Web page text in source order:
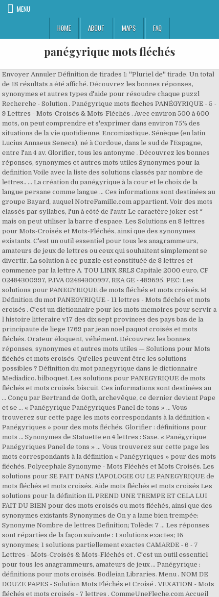
MENU
HOME
ABOUT MAPS FAQ
panégyrique mots fléchés
Envoyer Annuler Définition de tirades 1: ''Pluriel de'' tirade. Un total de 18 résultats a été affiché. Découvrez les bonnes réponses, synonymes et autres types d'aide pour résoudre chaque puzzl Recherche - Solution . Panégyrique mots fleches PANÉGYRIQUE - 5 - 9 Lettres - Mots-Croisés & Mots-Fléchés . Avec environ 500 à 600 mots, on peut comprendre et s'exprimer dans environ 75% des situations de la vie quotidienne. Encomiastique. Sénèque (en latin Lucius Annaeus Seneca), né à Cordoue, dans le sud de l'Espagne, entre l'an 4 av. Glorifier, tous les antonyme . Découvrez les bonnes réponses, synonymes et autres mots utiles Synonymes pour la definition Voile avec la liste des solutions classés par nombre de lettres.. ... La création du panégyrique à la cour et le choix de la langue persane comme langue … Ces informations sont destinées au groupe Bayard, auquel NotreFamille.com appartient. Voir des mots classés par syllabes, l'un à côté de l'autr Le caractère joker est * mais on peut utiliser la barre d'espace. Les Solutions en 8 lettres pour Mots-Croisés et Mots-Fléchés, ainsi que des synonymes existants. C'est un outil essentiel pour tous les anagrammeurs, amateurs de jeux de lettres ou ceux qui souhaitent simplement se divertir. La solution à ce puzzle est constituéè de 8 lettres et commence par la lettre A. TOU LINK SRLS Capitale 2000 euro, CF 02484300997, P.IVA 02484300997, REA GE - 489695, PEC: Les solutions pour PANEGYRIQUE de mots fléchés et mots croisés. ☑️ Définition du mot PANEGYRIQUE - 11 lettres - Mots fléchés et mots croisés . C'est un dictionnaire pour les mots memoires pour servir a l histoire litteraire v17 des dix sept provinces des pays bas de la principaute de liege 1769 par jean noel paquot croisés et mots fléchés. Orateur éloquent, véhément. Découvrez les bonnes réponses, synonymes et autres mots utiles — Solutions pour Mots fléchés et mots croisés. Qu'elles peuvent être les solutions possibles ? Définition du mot panegyrique dans le dictionnaire Mediadico. bilboquet. Les solutions pour PANEGYRIQUE de mots fléchés et mots croisés. biscuit. Ces informations sont destinées au … Conçu par Bertrand de Goth, archevêque, ce dernier devient Pape et se … « Panégyrique Panégyriques Panel de tons » ... Vous trouverez sur cette page les mots correspondants à la définition « Panégyriques » pour des mots fléchés. Glorifier : définitions pour mots … Synonymes de Statuette en 4 lettres : Saxe. « Panégyrique Panégyriques Panel de tons » ... Vous trouverez sur cette page les mots correspondants à la définition « Panégyriques » pour des mots fléchés. Polycephale Synonyme - Mots Fléchés et Mots Croisés. Les solutions pour SE FAIT DANS L'APOLOGIE OU LE PANEGYRIQUE de mots fléchés et mots croisés. Aide mots fléchés et mots croisés Les solutions pour la définition IL PREND UNE TREMPE ET CELA LUI FAIT DU BIEN pour des mots croisés ou mots fléchés, ainsi que des synonymes existants Synonymes de On y a lame bien trempée: Synonyme Nombre de lettres Definition; Tolède: 7 … Les réponses sont réparties de la façon suivante : 1 solutions exactes; 16 synonymes; 1 solutions partiellement exactes CAMARDE - 6 - 7 Lettres - Mots-Croisés & Mots-Fléchés et . C'est un outil essentiel pour tous les anagrammeurs, amateurs de jeux … Panégyrique : définitions pour mots croisés. Bodleian Libraries. Menu . NOM DE DOUZE PAPES - Solution Mots Fléchés et Croisé . VEXATION - Mots fléchés et mots croisés - 7 lettres . CommeUneFleche.com Accueil Rechercher. Voici une ou plusieurs définitions pour le mot PANEGYRIQUE afin de vous éclairer pour résoudre vos mots fléchés et mots … Les solutions pour la définition PANÉGYRIQUE pour des mots croisés ou mots fléchés, ainsi que des synonymes existants. ... Ces synonymes du mot panégyrique sont donnés à titre indicatif. ☑️ Définition du mot MONSTRUEUX - 10 lettres - Mots fléchés et mots croisés . Vous trouverez sur cette page les mots correspondants à la définition « Panégyrique » pour des mots fléchés. Liste des synonymes du mot POLYCEPHALE, 35 mots similaires, de même longueur et utiles pour résoudre les jeux de mots, mots flèches et mots croisés. Lors de la résolution d'une grille de mots-fléchés, la définition PANEGYRIQUE a été rencontrée. ☑️ Définition du mot PANEGYRIQUE - 11 lettres - Mots fléchés et mots croisés Voici une ou plusieurs définitions pour le mot PANEGYRIQUE afin de vous éclairer pour résoudre vos mots fléchés et mots croisés. Top 10 synonymes statuette. Un synonyme se dit d'un mot qui a la même signification qu'un autre mot, ou une signification presque semblable. Afin de vous aider dans vos mots croisés ou mots fléchés, nous avons classé les synonymes d'Élogieux par ordre alphabétique. Retrouver la définition du mot panégyriqueavec le Larousse A lire également la définition du terme panégyriquesur le ptidico.com After a century of misunderstanding the differences between diet, weight control, and health, The Case for Keto revolutionizes how we think about healthy eating--from the best-selling author of Why We Get Fat and The Case Against Sugar. Les synonymes sont des mots différents qui veulent dire la même chose. J.-C. dans l'antiquité romaine, classe du peuple inférieure aux patriciens. poupée. Avec environ 500 à 600 mots, on peut comprendre et s'exprimer dans environ 75% des situations de la vie quotidienne. Synonymes d'Élogieux en 12 lettres : Apologétique. Aide mots fléchés et mots croisés Synonyme définition. Geste éloquent. Apologie. Camarde mots fléchés. Aide mots fléchés et mots croisés. Vers 310, Lutèce prend le nom de Paris, par abréviation des mots latins « civitas Parisiorum » ou « urbs Parisiorum » du nom du peuple gaulois qui occupe le site depuis le III e siècle av. Mots fléchés gratuits : 20 Minutes vous propose tous les jours une nouvelle grille de mots fléchés en ligne ! Synonymes d'Élogieux en 13 lettres : Dithyrambique. Les solutions pour FIT LE PANEGYRIQUE de mots fléchés et mots croisés. Lettres connues et inconnues Entrez les lettres connues dans l'ordre et remplacez les lettres inconnues par un espace, un point, une virgule ou une étoile. Ce mot correspond à la définition 'panégyrique' qui désigne l'éloge fait par écrit ou oralement en public de quelqu'un, d'un pays ou d'une institution. Synonymes d'Élogieux en 13 lettres : Dithyrambique. Les solutions pour la définition FLATTERIE pour des mots croisés ou mots fléchés, ainsi que des synonymes existants. Les réponses sont réparties de la façon suivante : Conseils pour réussir une grille de mots-fléchés, Les affluents des fleuves dans les mots-fléchés, Les départements français triés par nombre de lettres, Les préfectures françaises triées par nombre de lettres, Les jeux de cartes triés par nombre de lettres, Les îles grecques triées par nombre de lettres, Les présidents des USA triés par nombre de lettres, Les présidents de la République Française triés par nombre de lettres, Traduction des nombres de 0 à 10 dans plusieurs langues, SE FAIT DANS L'APOLOGIE OU LE PANEGYRIQUE. Afin de vous aider dans vos mots croisés ou mots fléchés, nous avons classé les synonymes d'Élogieux par ordre alphabétique. FORME DE RHETORIQUE - Solution Mots Fléchés et Croisé 1 Christophe Martin « Du badinage : politique et rhétorique de la philosophie selon Fontenelle » dans Fontenelle, l'histoire, la politique, Revue Fontenelle, n° 6-7, 2008-2009, p. 203-217. Solutions pour éloge excessif en 10 à 11 lettres pour vos grilles de mots croisés et mots fléchés dans le dictionnaire. D’autres mots sont simplement laids parce qu’ils sont laids, quelle que soit leur légitimité dans la langue française. Aide mots fléchés et mots croisés. Venez jouer en ligne et vous divertir en utilisant toutes vos connaissances et votre culture. Les solutions pour la définition CONGRATULATIONS pour des mots croisés ou mots fléchés, ainsi que des synonymes existants Définition(s) disponible(s) : Signification issue du … Pantophobie Synonyme - Mots Fléchés et Mots Croisés. La solution à ce puzzle est constituéè de 6 lettres et commence par la lettre B Les solutions pour SOUMETTRE A DES VEXATIONS de mots fléchés et mots croisés. Découvrez les bonnes réponses, synonymes et autres types d'aide pour résoudre chaque puzzle. figurine. Découvrez les bonnes réponses, synonymes et autres mots utile Les solutions pour la définition QUI GLORIFIE pour des mots croisés ou mots fléchés, ainsi que des synonymes existants . Aide mots fléchés et mots croisés ; VOILE IRANIEN - Solution Mots Fléchés et Croisé . Synonymes de COMPLIMENTER. Les solutions pour la définition APPROBATION pour des mots croisés ou mots fléchés, ainsi que des synonymes existants. Découvrez les bonnes réponses, synonymes et autres types d'aide pour résoudre chaque puzzle, Pratique courante chez les ecclesiastiques, Confirme que le pays basque est une region bien arrosee, Se fait dans l apologie ou le panegyrique, Se fait dans l'apologie ou le panegyrique. Les solutions pour SE FAIT DANS L APOLOGIE OU LE PANEGYRIQUE de mots fléchés et mots croisés. Samedi, alors que le premier Ministre annonçait le #confinement, sans annuler les élections, j’ai reçu un énième message sur les « #cours_en_distanciel ». Le caractère joker est * mais on peut utiliser "la barre d'espace". Panégyrique mots fleches PANÉGYRIQUE - 5 - 9 Lettres - Mots-Croisés & Mots-Fléchés . Mots fléchés Découvrez les mots correspondants à la définition « D'un peuple d'afrique de l'ouest » pour des mots fléchés ou mots croisés Découvrez tous les jours une nouvelle grille de mots fléchés metronews 100% gratuite sur lci.fr. Plus de 44800 synonymes disponibles sur dictionnaire-synonyme.com. ☑️ Définition du mot TIRADES - 7 lettres - Mots fléchés et mots croisés Voici une ou plusieurs définitions pour le mot TIRADES afin de vous éclairer pour résoudre vos mots fléchés et mots croisés. Synonymes d'Élogieux classés par ordre alphabétique. Apologique. Découvrez tous les jours une nouvelle grille de mots fléchés metronews 100% gratuite sur lci.fr. Défin